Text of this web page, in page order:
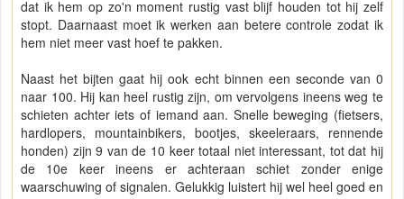
dat ik hem op zo'n moment rustig vast blijf houden tot hij zelf
stopt. Daarnaast moet ik werken aan betere controle zodat ik
hem niet meer vast hoef te pakken.
Naast het bijten gaat hij ook echt binnen een seconde van 0
naar 100. Hij kan heel rustig zijn, om vervolgens ineens weg te
schieten achter iets of iemand aan. Snelle beweging (fietsers,
hardlopers, mountainbikers, bootjes, skeeleraars, rennende
honden) zijn 9 van de 10 keer totaal niet interessant, tot dat hij
de 10e keer ineens er achteraan schiet zonder enige
waarschuwing of signalen. Gelukkig luistert hij wel heel goed en